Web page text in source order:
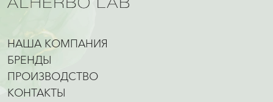
НАША КОМПАНИЯ
БРЕНДЫ
ПРОИЗВОДСТВО
КОНТАКТЫ